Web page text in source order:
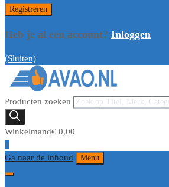
Heb je al een account? Inloggen
(Sluiten)
Producten zoeken
Winkelmand€ 0,00
0
Ga naar de inhoud
Menu